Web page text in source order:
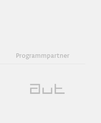
Programmpartner